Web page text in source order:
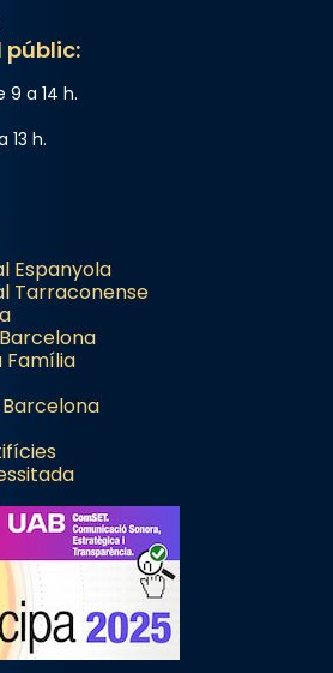
públic:
9 a 14 h.
13 h.
Espanyola
Tarraconense
Família